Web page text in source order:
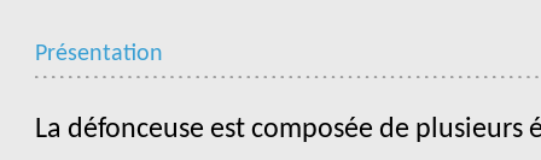
Présentation
La défonceuse est composée de plusieurs